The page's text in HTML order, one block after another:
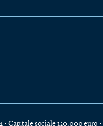
Capitale sociale 120.000 euro •